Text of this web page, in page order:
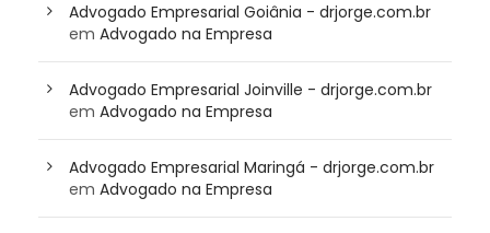
Advogado Empresarial Goiânia - drjorge.com.br
em Advogado na Empresa
Advogado Empresarial Joinville - drjorge.com.br
em Advogado na Empresa
Advogado Empresarial Maringá - drjorge.com.br
em Advogado na Empresa